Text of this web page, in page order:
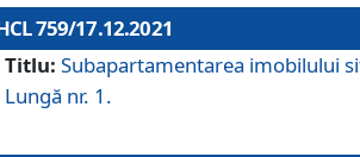
759/17.12.2021
Titlu: Subapartamentarea imobilului
Lungă nr. 1.